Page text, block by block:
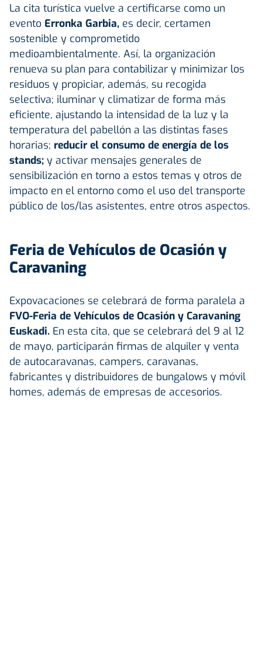
La cita turística vuelve a certificarse como un
evento Erronka Garbia, es decir, certamen
sostenible y comprometido
medioambientalmente. Así, la organización
renueva su plan para contabilizar y minimizar los
residuos y propiciar, además, su recogida
selectiva; iluminar y climatizar de forma más
eficiente, ajustando la intensidad de la luz y la
temperatura del pabellón a las distintas fases
horarias; reducir el consumo de energía de los
stands; y activar mensajes generales de
sensibilización en torno a estos temas y otros de
impacto en el entorno como el uso del transporte
público de los/las asistentes, entre otros aspectos.
Feria de Vehículos de Ocasión y
Caravaning
Expovacaciones se celebrará de forma paralela a
FVO-Feria de Vehículos de Ocasión y Caravaning
Euskadi. En esta cita, que se celebrará del 9 al 12
de mayo, participarán firmas de alquiler y venta
de autocaravanas, campers, caravanas,
fabricantes y distribuidores de bungalows y móvil
homes, además de empresas de accesorios.